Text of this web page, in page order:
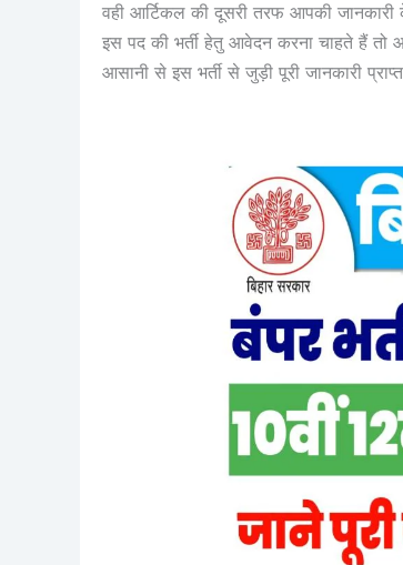
वही आर्टिकल की दूसरी तरफ आपकी
इस पद की भर्ती हेतु आवेदन करना चाहते हैं
आसानी से इस भर्ती से जुड़ी पूरी जानकारी